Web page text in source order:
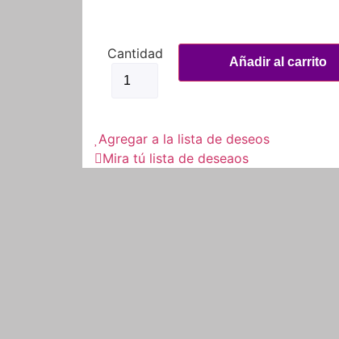
Monoshock
AmortiguadorAñadir al carrito
Agregar a la lista de deseos
Mira tú lista de deseaos